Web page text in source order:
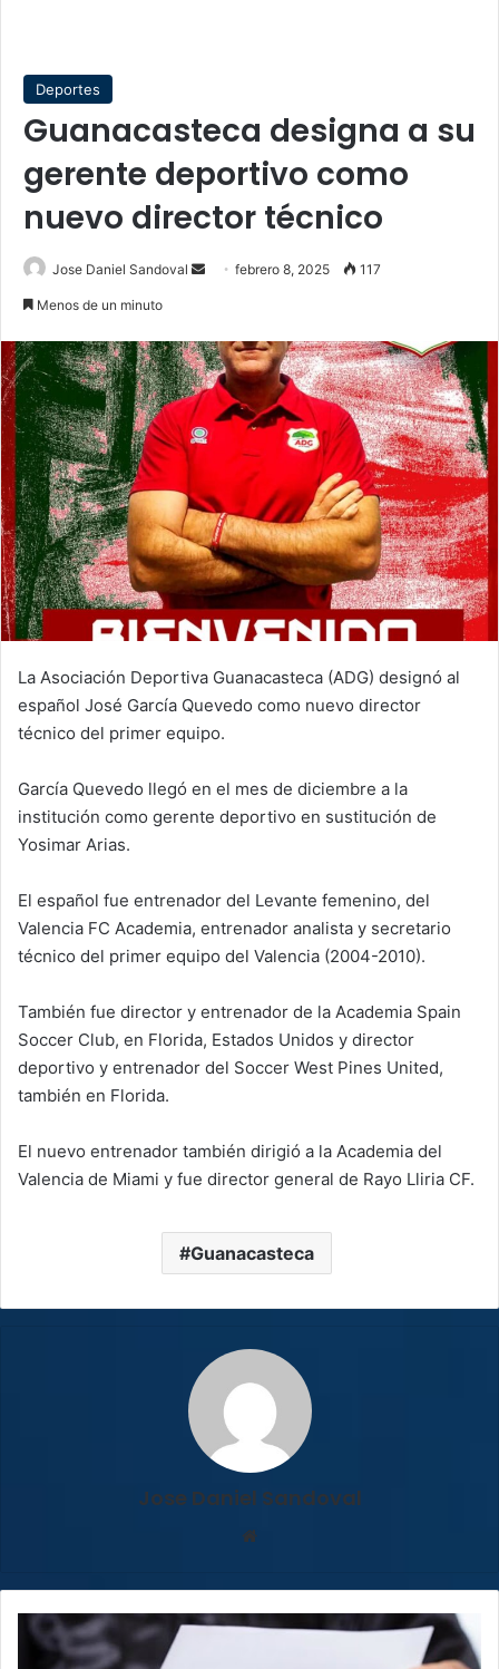
Deportes
Guanacasteca designa a su
gerente deportivo como
nuevo director técnico
Jose Daniel Sandoval
Sendfebrero 8, 2025 117
Menos de un minuto
La Asociación Deportiva Guanacasteca (ADG) designó al
español José García Quevedo como nuevo director
técnico del primer equipo.
García Quevedo llegó en el mes de diciembre a la
institución como gerente deportivo en sustitución de
Yosimar Arias.
El español fue entrenador del Levante femenino, del
Valencia FC Academia, entrenador analista y secretario
técnico del primer equipo del Valencia (2004-2010).
También fue director y entrenador de la Academia Spain
Soccer Club, en Florida, Estados Unidos y director
deportivo y entrenador del Soccer West Pines United,
también en Florida.
El nuevo entrenador también dirigió a la Academia del
Valencia de Miami y fue director general de Rayo Lliria CF.
Guanacasteca
Jose Daniel Sandoval
Sentencian
con